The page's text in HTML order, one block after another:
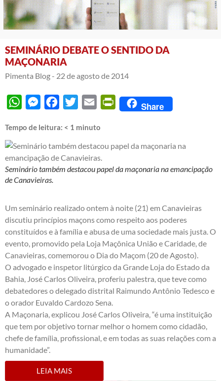
SEMINÁRIO DEBATE O SENTIDO DA
MAÇONARIA
Pimenta Blog - 22 de agosto de 2014
WhatsAppMessengerFacebook
Twitter Email PrintFriendly
Share
Tempo de leitura: < 1 minuto
Seminário também destacou papel da maçonaria na emancipação
de Canavieiras.
Um seminário realizado ontem à noite (21) em Canavieiras
discutiu princípios maçons como respeito aos poderes
constituídos e à família e abusa de uma sociedade mais justa. O
evento, promovido pela Loja Maçônica União e Caridade, de
Canavieiras, comemorou o Dia do Maçom (20 de Agosto).
O advogado e inspetor litúrgico da Grande Loja do Estado da
Bahia, José Carlos Oliveira, proferiu palestra, que teve como
debatedores o delegado distrital Raimundo Antônio Tedesco e
o orador Euvaldo Cardozo Sena.
A Maçonaria, explicou José Carlos Oliveira, “é uma instituição
que tem por objetivo tornar melhor o homem como cidadão,
chefe de família, profissional, e em todas as suas relações com a
humanidade”.
LEIA MAIS